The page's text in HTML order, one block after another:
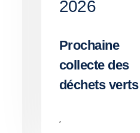
2026
Prochaine
collecte des
déchets verts
,